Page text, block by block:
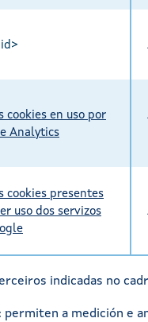
cookies en uso por
Analytics
cookies presentes
uso dos servizos
indicadas no
: permiten a medición e